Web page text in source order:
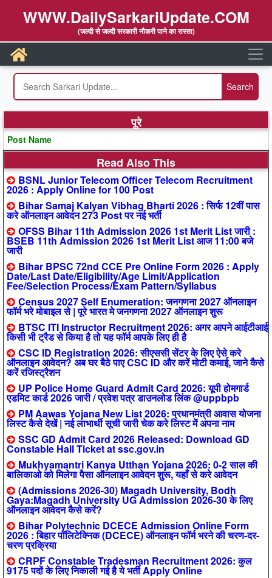
WWW.DailySarkariUpdate.COM
(जल्दी से जल्दी सरकारी नौकरी पाने का रास्ता)
पूरे
Post Name
Read Also This
BSNL Junior Telecom Officer Telecom Recruitment
2026 : Apply Online for 100 Post
Bihar Samaj Kalyan Vibhag Bharti 2026 : सिर्फ 12वीं पास
करे ऑनलाइन आवेदन 273 Post पर नई भर्ती
OFSS Bihar 11th Admission 2026 1st Merit List जारी :
BSEB 11th Admission 2026 1st Merit List आज 11:00 बजे
जारी
Bihar BPSC 72nd CCE Pre Online Form 2026 : Apply
Date/Last Date/Eligibility/Age Limit/Application
Fee/Selection Process/Exam Pattern/Syllabus
Census 2027 Self Enumeration: जनगणना 2027 ऑनलाइन
फॉर्म भरे मोबाइल से | पूरे भारत मे जनगणना 2027 ऑनलाइन शुरू
BTSC ITI Instructor Recruitment 2026: अगर आपने आईटीआई
किसी भी ट्रैड से किया है तो यह फॉर्म आपके लिए ही है
CSC ID Registration 2026: सीएससी सेंटर के लिए ऐसे करे
ऑनलाइन आवेदन? अब घर बैठे पाए CSC ID और करें मोटी कमाई, जाने कैसे
करें रजिस्ट्रैशन
UP Police Home Guard Admit Card 2026: यूपी होमगार्ड
एडमिट कार्ड 2026 जारी / प्रवेश पत्र डाउनलोड लिंक @uppbpb
PM Aawas Yojana New List 2026: प्रधानमंत्री आवास योजना
लिस्ट कैसे देखें | नई लाभार्थी सूची जारी चेक करे लिस्ट में अपना नाम
SSC GD Admit Card 2026 Released: Download GD
Constable Hall Ticket at ssc.gov.in
Mukhyamantri Kanya Utthan Yojana 2026: 0-2 साल की
बालिकाओ को मिलेगा पैसा ऑनलाइन आवेदन शुरू, यहाँ से करे आवेदन
(Admissions 2026-30) Magadh University, Bodh
Gaya:Magadh University UG Admission 2026-30 के लिए
ऑनलाइन आवेदन कैसे करें?
Bihar Polytechnic DCECE Admission Online Form
2026 : बिहार पॉलिटेक्निक (DCECE) ऑनलाइन फॉर्म भरने की चरण-दर-
चरण प्रक्रिया
CRPF Constable Tradesman Recruitment 2026: कुल
9175 पदों के लिए निकाली गई है ये भर्ती Apply Online